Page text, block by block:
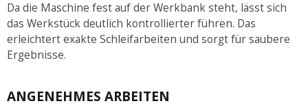
Da die Maschine fest auf der Werkbank steht, lässt sich
das Werkstück deutlich kontrollierter führen. Das
erleichtert exakte Schleifarbeiten und sorgt für saubere
Ergebnisse.
ANGENEHMES ARBEITEN